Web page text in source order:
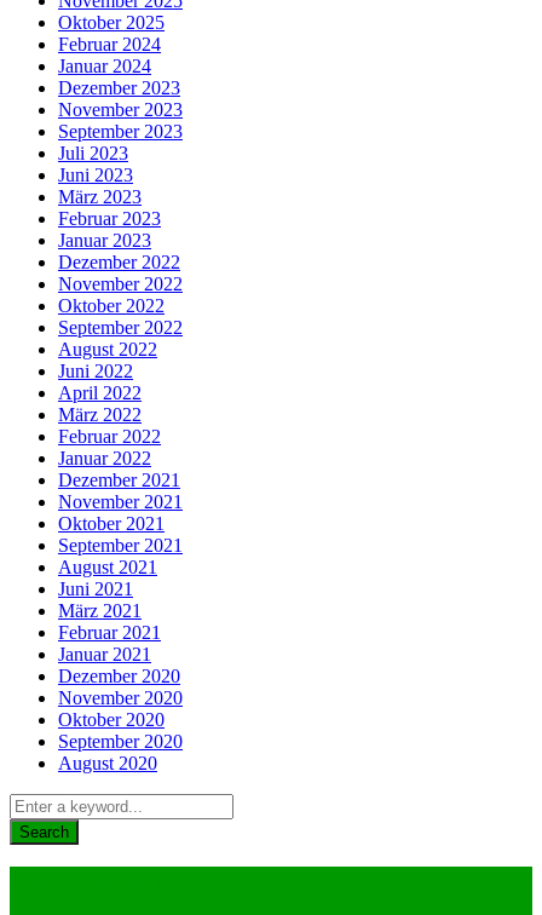
Oktober 2025
Februar 2024
Januar 2024
Dezember 2023
November 2023
September 2023
Juli 2023
Juni 2023
März 2023
Februar 2023
Januar 2023
Dezember 2022
November 2022
Oktober 2022
September 2022
August 2022
Juni 2022
April 2022
März 2022
Februar 2022
Januar 2022
Dezember 2021
November 2021
Oktober 2021
September 2021
August 2021
Juni 2021
März 2021
Februar 2021
Januar 2021
Dezember 2020
November 2020
Oktober 2020
September 2020
August 2020